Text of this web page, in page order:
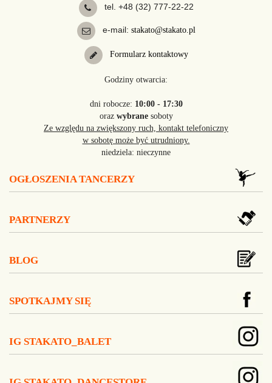
tel. +48 (32) 777-22-22
e-mail: stakato@stakato.pl
Formularz kontaktowy
Godziny otwarcia:
dni robocze: 10:00 - 17:30
oraz wybranesoboty
Ze względu na zwiększony ruch, kontakt telefoniczny
w sobotę może być utrudniony.
niedziela: nieczynne
OGŁOSZENIA TANCERZY
PARTNERZY
BLOG
SPOTKAJMY SIĘ
IG STAKATO_BALET